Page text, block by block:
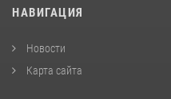
НАВИГАЦИЯ
Новости
Карта сайта